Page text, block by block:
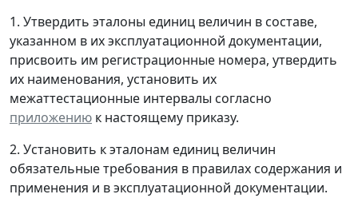
1. Утвердить эталоны единиц величин в составе,
указанном в их эксплуатационной документации,
присвоить им регистрационные номера, утвердить
их наименования, установить их
межаттестационные интервалы согласно
приложению к настоящему приказу.
2. Установить к эталонам единиц величин
обязательные требования в правилах содержания и
применения и в эксплуатационной документации.